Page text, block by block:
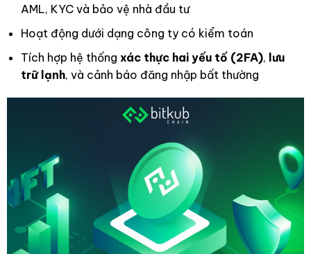
AML, KYC và bảo vệ nhà đầu tư
Hoạt động dưới dạng công ty có kiểm toán
Tích hợp hệ thống xác thực hai yếu tố (2FA), lưu
trữ lạnh, và cảnh báo đăng nhập bất thường